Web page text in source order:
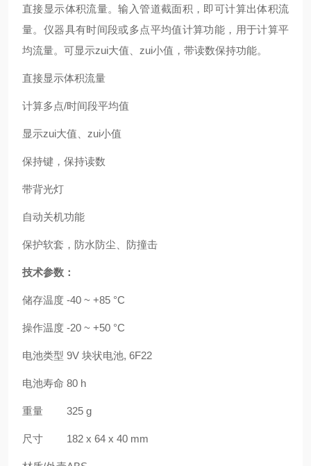
直接显示体积流量。输入管道截面积，即可计算出体积流
量。仪器具有时间段或多点平均值计算功能，用于计算平
均流量。可显示zui大值、zui小值，带读数保持功能。
直接显示体积流量
计算多点/时间段平均值
显示zui大值、zui小值
保持键，保持读数
带背光灯
自动关机功能
保护软套，防水防尘、防撞击
技术参数：
储存温度 -40 ~ +85 °C
操作温度 -20 ~ +50 °C
电池类型 9V 块状电池, 6F22
电池寿命 80 h
重量 325 g
尺寸 182 x 64 x 40 mm